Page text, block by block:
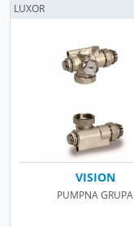
VISION
PUMPNA GRUPA
LUXOR